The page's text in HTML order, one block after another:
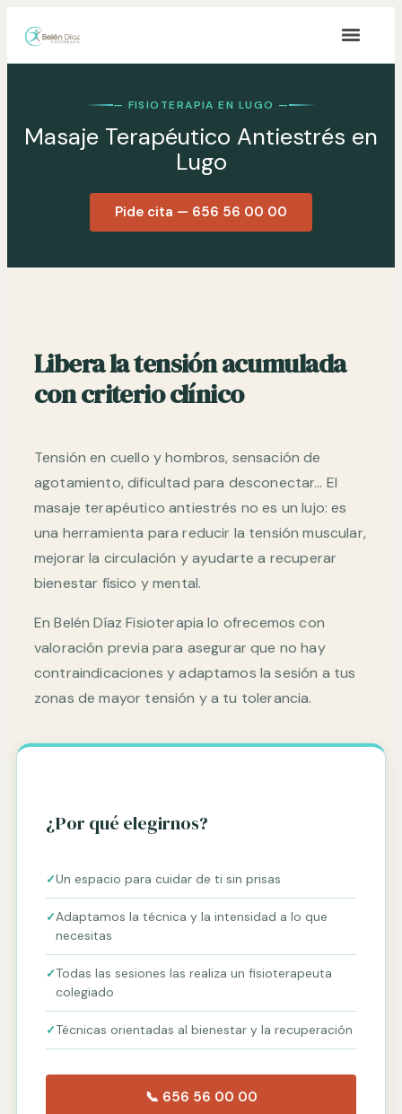
— FISIOTERAPIA EN LUGO —
Masaje Terapéutico Antiestrés en
Lugo
Pide cita — 656 56 00 00
Libera la tensión acumulada
con criterio clínico
Tensión en cuello y hombros, sensación de
agotamiento, dificultad para desconectar… El
masaje terapéutico antiestrés no es un lujo: es
una herramienta para reducir la tensión muscular,
mejorar la circulación y ayudarte a recuperar
bienestar físico y mental.
En Belén Díaz Fisioterapia lo ofrecemos con
valoración previa para asegurar que no hay
contraindicaciones y adaptamos la sesión a tus
zonas de mayor tensión y a tu tolerancia.
¿Por qué elegirnos?
Un espacio para cuidar de ti sin prisas
Adaptamos la técnica y la intensidad a lo que
necesitas
Todas las sesiones las realiza un fisioterapeuta
colegiado
Técnicas orientadas al bienestar y la recuperación
📞 656 56 00 00